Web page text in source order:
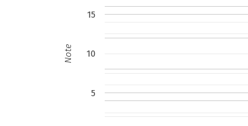
5
10
15
Note